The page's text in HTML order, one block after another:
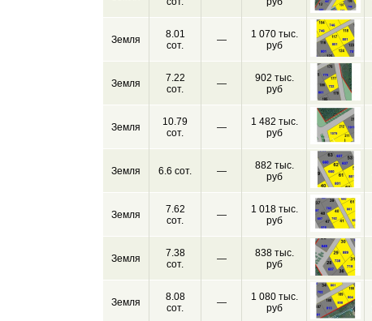
Земля
8.01
сот.
—
1 070 тыс.
руб
Земля
7.22
сот.
—
902 тыс.
руб
Земля
10.79
сот.
—
1 482 тыс.
руб
Земля 6.6 сот. —
882 тыс.
руб
Земля
7.62
сот.
—
1 018 тыс.
руб
Земля
7.38
сот.
—
838 тыс.
руб
Земля
8.08
сот.
—
1 080 тыс.
руб